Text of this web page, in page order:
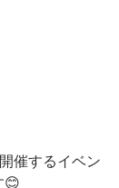
催するイベン
😊